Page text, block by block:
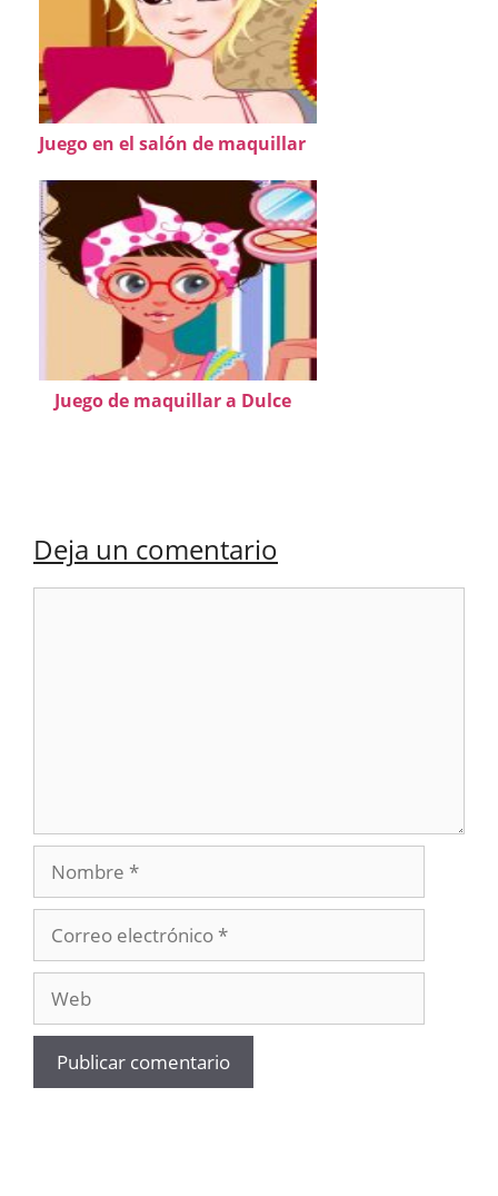
Juego en el salón de maquillar
Juego de maquillar a Dulce
Deja un comentario
Nombre
electrónico